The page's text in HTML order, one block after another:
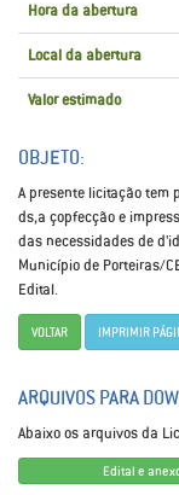
Hora da abertura
Local da abertura
Valor estimado
OBJETO:
A presente licitação tem
ds,a çopfecção e
das necessidades de
Município de Porteiras/
Edital.
VOLTAR IMPRIMIR
ARQUIVOS PARA
Abaixo os arquivos da
Edital e